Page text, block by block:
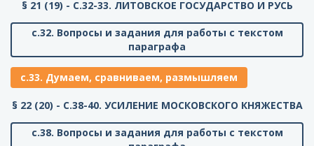
§ 21 (19) - C.32-33. ЛИТОВСКОЕ ГОСУДАРСТВО И РУСЬ
с.32. Вопросы и задания для работы с текстом
параграфа
с.33. Думаем, сравниваем, размышляем
§ 22 (20) - C.38-40. УСИЛЕНИЕ МОСКОВСКОГО КНЯЖЕСТВА
с.38. Вопросы и задания для работы с текстом